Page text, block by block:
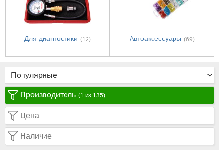
Для диагностики (12) Автоаксессуары (69)
Производитель (1 из 135)
Цена
Наличие